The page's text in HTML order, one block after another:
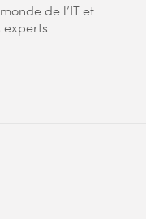
de l’IT et
experts